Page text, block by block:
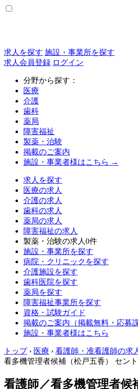
求人を探す 施設・事業所を探す
求人会員登録 ログイン
分野から探す：
医療
介護
歯科
薬局
障害福祉
製薬・治験
掲載のご案内
施設・事業者様はこちら →
求人を探す
医療の求人
介護の求人
歯科の求人
薬局の求人
障害福祉の求人
製薬・治験の求人 0件
施設・事業所を探す
病院・クリニックを探す
介護施設を探す
歯科医院を探す
薬局を探す
障害福祉事業所を探す
資格・試験ガイド
掲載のご案内（掲載無料・応募課
施設・事業者様はこちら
トップ › 医療 › 看護師・准看護師の求
看多機管理者候補（松戸五香） セン
看護師／看多機管理者候